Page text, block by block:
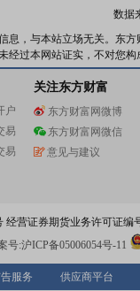
截止2026年07月03
截止2026年06月26
万股，质押总笔数2笔
截止2026年06月18
万股，质押总笔数2笔
数据
息，与本站立场无关。东
经过本网站证实，不对您
户
易
易
关注东方财富
东方财富网微博
东方财富网微信
意见与建议
营证券期货业务许可证编
号:沪ICP备05006054号-11
服务 供应商平台